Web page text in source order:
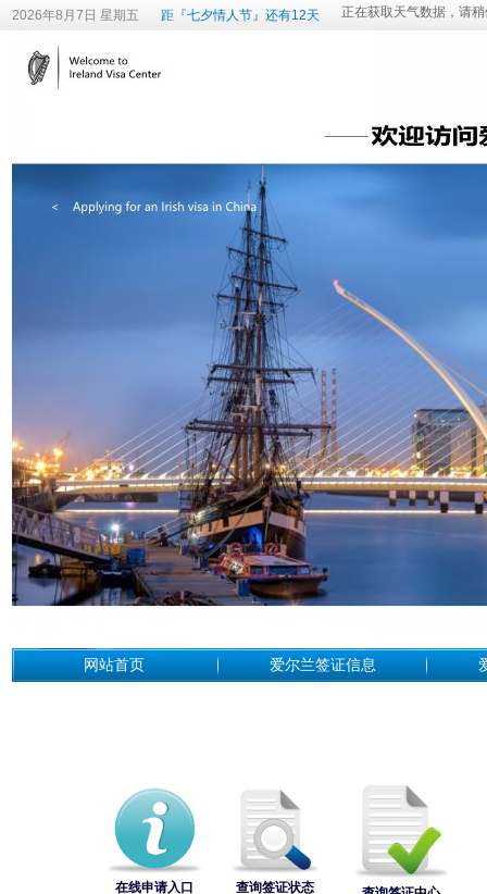
2026年8月7日 星期五 距『七夕情人节』还有12天
网站首页 爱尔兰签证信息
在线申请入口 查询签证状态